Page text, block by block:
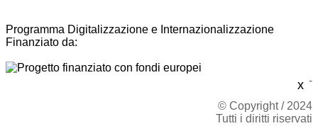
x
Programma Digitalizzazione e Internazionalizzazione
Finanziato da:
-
© Copyright / 2024
Tutti i diritti riservati